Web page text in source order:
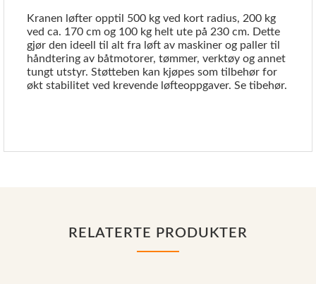
Kranen løfter opptil 500 kg ved kort radius, 200 kg
ved ca. 170 cm og 100 kg helt ute på 230 cm. Dette
gjør den ideell til alt fra løft av maskiner og paller til
håndtering av båtmotorer, tømmer, verktøy og annet
tungt utstyr. Støtteben kan kjøpes som tilbehør for
økt stabilitet ved krevende løfteoppgaver. Se tibehør.
RELATERTE PRODUKTER